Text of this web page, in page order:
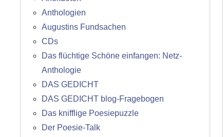
Anthologien
Augustins Fundsachen
CDs
Das flüchtige Schöne einfangen: Netz-
Anthologie
DAS GEDICHT
DAS GEDICHT blog-Fragebogen
Das knifflige Poesiepuzzle
Der Poesie-Talk